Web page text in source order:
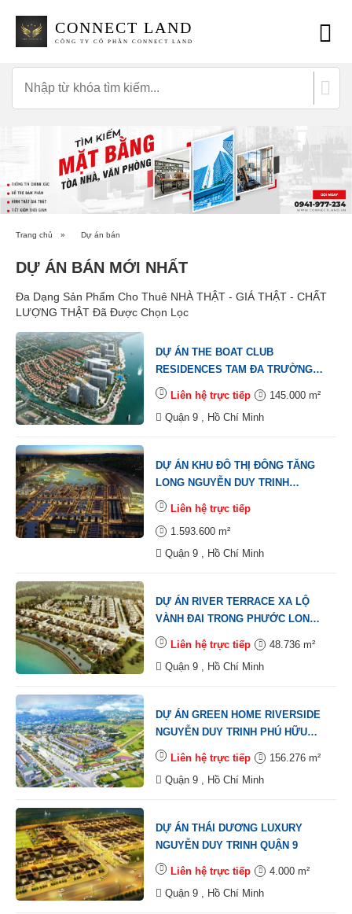
CONNECT LAND
CÔNG TY CỔ PHẦN CONNECT LAND
Trang chủ » Dự án bán
DỰ ÁN BÁN MỚI NHẤT
Đa Dạng Sản Phẩm Cho Thuê NHÀ THẬT - GIÁ THẬT - CHẤT
LƯỢNG THẬT Đã Được Chọn Lọc
DỰ ÁN THE BOAT CLUB
RESIDENCES TAM ĐA TRƯỜNG
THẠNH QUẬN 9
Liên hệ trực tiếp
145.000 m²
Quận 9 , Hồ Chí Minh
DỰ ÁN KHU ĐÔ THỊ ĐÔNG TĂNG
LONG NGUYỄN DUY TRINH
TRƯỜNG THẠNH QUẬN 9
Liên hệ trực tiếp
1.593.600 m²
Quận 9 , Hồ Chí Minh
DỰ ÁN RIVER TERRACE XA LỘ
VÀNH ĐAI TRONG PHƯỚC LONG
B QUẬN 9
Liên hệ trực tiếp
48.736 m²
Quận 9 , Hồ Chí Minh
DỰ ÁN GREEN HOME RIVERSIDE
NGUYỄN DUY TRINH PHÚ HỮU
QUẬN 9
Liên hệ trực tiếp
156.276 m²
Quận 9 , Hồ Chí Minh
DỰ ÁN THÁI DƯƠNG LUXURY
NGUYỄN DUY TRINH QUẬN 9
Liên hệ trực tiếp
4.000 m²
Quận 9 , Hồ Chí Minh